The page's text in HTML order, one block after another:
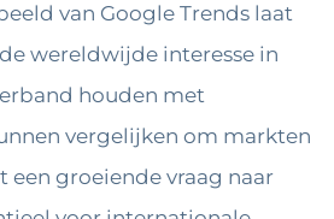
van Google Trends laat
wereldwijde interesse in
houden met
vergelijken om markten
groeiende vraag naar